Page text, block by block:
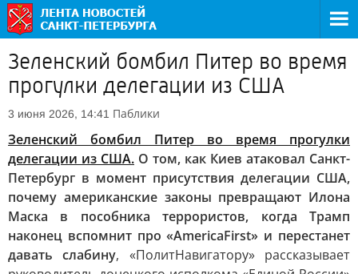
Зеленский бомбил Питер во время
прогулки делегации из США
3 июня 2026, 14:41 Паблики
Зеленский бомбил Питер во время прогулки
делегации из США. О том, как Киев атаковал Санкт-
Петербург в момент присутствия делегации США,
почему американские законы превращают Илона
Маска в пособника террористов, когда Трамп
наконец вспомнит про «AmericaFirst» и перестанет
давать слабину, «ПолитНавигатору» рассказывает